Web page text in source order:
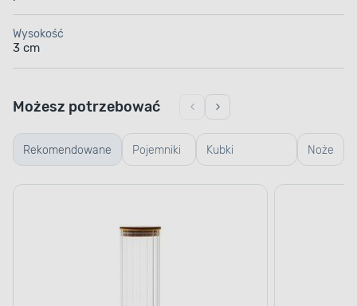
Wysokość
3 cm
Rekomendowane Pojemniki
szklane
Kubki
termiczne i
Noże
Możesz potrzebować